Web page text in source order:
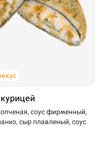
соус фирменный,
сыр плавленый, соус